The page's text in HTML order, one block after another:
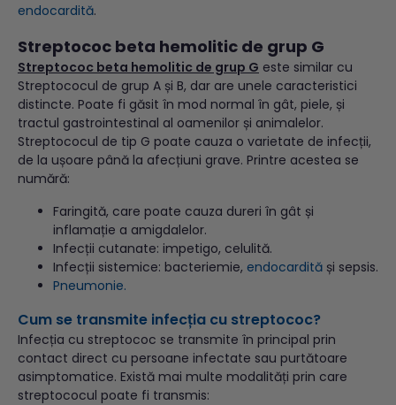
endocardită.
Streptococ beta hemolitic de grup G
Streptococ beta hemolitic de grup G este similar cu
Streptococul de grup A și B, dar are unele caracteristici
distincte. Poate fi găsit în mod normal în gât, piele, și
tractul gastrointestinal al oamenilor și animalelor.
Streptococul de tip G poate cauza o varietate de infecții,
de la ușoare până la afecțiuni grave. Printre acestea se
numără:
Faringită, care poate cauza dureri în gât și
inflamație a amigdalelor.
Infecții cutanate: impetigo, celulită.
Infecții sistemice: bacteriemie, endocardită și sepsis.
Pneumonie.
Cum se transmite infecția cu streptococ?
Infecția cu streptococ se transmite în principal prin
contact direct cu persoane infectate sau purtătoare
asimptomatice. Există mai multe modalități prin care
streptococul poate fi transmis: